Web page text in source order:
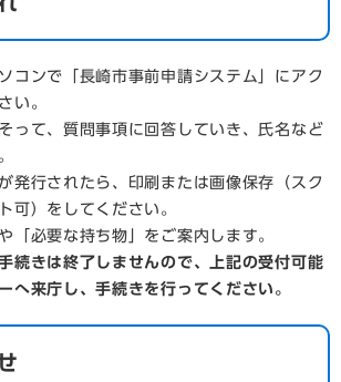
コンで「長崎市事前申請システム」にアク
い。
って、質問事項に回答していき、氏名など
発行されたら、印刷または画像保存（スク
可）をしてください。
「必要な持ち物」をご案内します。
続きは終了しませんので、上記の受付可能
へ来庁し、手続きを行ってください。